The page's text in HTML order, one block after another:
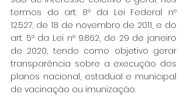
termos do art. 8º da Lei Federal nº
12.527, de 18 de novembro de 2011, e do
art. 5º da Lei nº 9.862, de 29 de janeiro
de 2020, tendo como objetivo gerar
transparência sobre a execução dos
planos nacional, estadual e municipal
de vacinação ou imunização.